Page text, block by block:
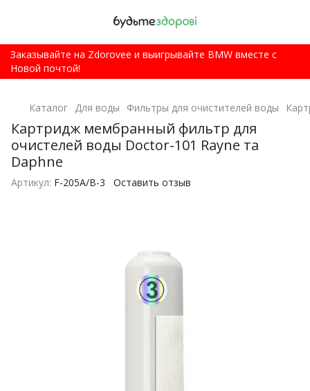
Заказывайте на Zdorovee и выигрывайте BMW вместе с
Новой почтой!
Каталог Для воды Фильтры для очистителей воды
Картридж мембранный фильтр для
очистелей воды Doctor-101 Rayne та
Daphne
Артикул: F-205А/В-3 Оставить отзыв